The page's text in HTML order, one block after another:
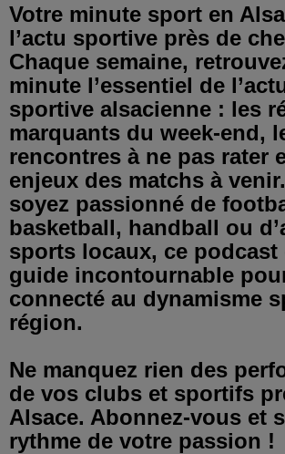
Votre minute sport en
l’actu sportive près de
Chaque semaine,
minute l’essentiel de
sportive alsacienne : les
marquants du week-end,
rencontres à ne pas rater
enjeux des matchs à
soyez passionné de
basketball, handball ou
sports locaux, ce podcast
guide incontournable
connecté au dynamisme
région.
Ne manquez rien des
de vos clubs et sportifs
Alsace. Abonnez-vous et
rythme de votre passion !